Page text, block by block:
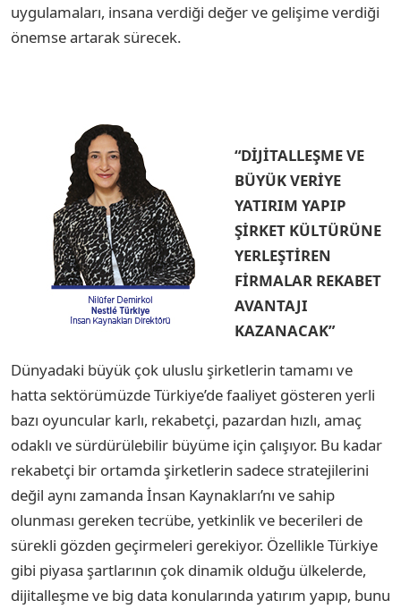
uygulamaları, insana verdiği değer ve gelişime verdiği
önemse artarak sürecek.
“DİJİTALLEŞME VE
BÜYÜK VERİYE
YATIRIM YAPIP
ŞİRKET KÜLTÜRÜNE
YERLEŞTİREN
FİRMALAR REKABET
AVANTAJI
KAZANACAK”
Dünyadaki büyük çok uluslu şirketlerin tamamı ve
hatta sektörümüzde Türkiye’de faaliyet gösteren yerli
bazı oyuncular karlı, rekabetçi, pazardan hızlı, amaç
odaklı ve sürdürülebilir büyüme için çalışıyor. Bu kadar
rekabetçi bir ortamda şirketlerin sadece stratejilerini
değil aynı zamanda İnsan Kaynakları’nı ve sahip
olunması gereken tecrübe, yetkinlik ve becerileri de
sürekli gözden geçirmeleri gerekiyor. Özellikle Türkiye
gibi piyasa şartlarının çok dinamik olduğu ülkelerde,
dijitalleşme ve big data konularında yatırım yapıp, bunu